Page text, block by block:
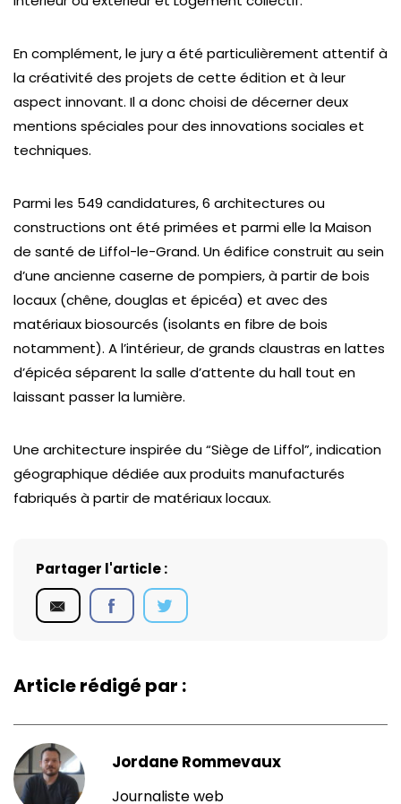
En complément, le jury a été particulièrement attentif à
la créativité des projets de cette édition et à leur
aspect innovant. Il a donc choisi de décerner deux
mentions spéciales pour des innovations sociales et
techniques.
Parmi les 549 candidatures, 6 architectures ou
constructions ont été primées et parmi elle la Maison
de santé de Liffol-le-Grand. Un édifice construit au sein
d’une ancienne caserne de pompiers, à partir de bois
locaux (chêne, douglas et épicéa) et avec des
matériaux biosourcés (isolants en fibre de bois
notamment). A l’intérieur, de grands claustras en lattes
d’épicéa séparent la salle d’attente du hall tout en
laissant passer la lumière.
Une architecture inspirée du “Siège de Liffol”, indication
géographique dédiée aux produits manufacturés
fabriqués à partir de matériaux locaux.
Partager l'article :
Article rédigé par :
Jordane Rommevaux
Journaliste web